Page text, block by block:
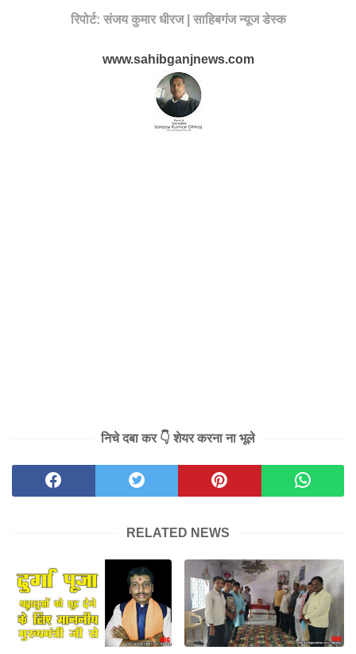
रिपोर्ट: संजय कुमार धीरज | साहिबगंज न्यूज डेस्क
www.sahibganjnews.com
निचे दबा कर 👇 शेयर करना ना भूले
RELATED NEWS